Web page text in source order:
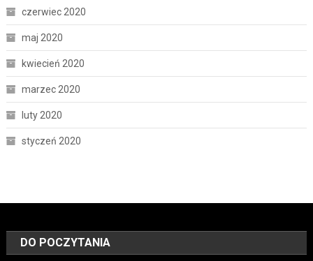
czerwiec 2020
maj 2020
kwiecień 2020
marzec 2020
luty 2020
styczeń 2020
DO POCZYTANIA